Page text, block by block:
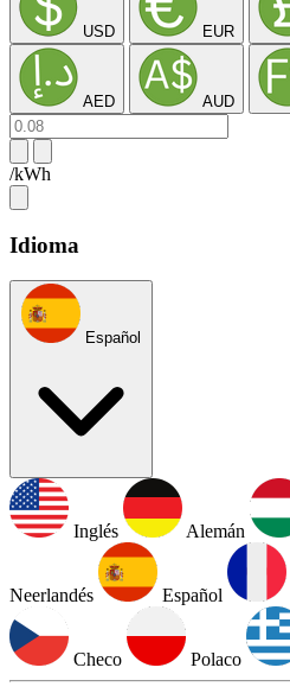
USD EUR
AED AUD
/kWh
Idioma
Español
Inglés Alemán
Neerlandés Español
Checo Polaco